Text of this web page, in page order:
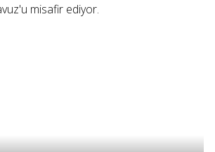
misafir ediyor.